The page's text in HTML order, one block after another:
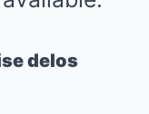
delos